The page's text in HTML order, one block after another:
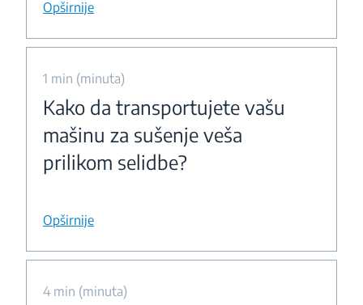
Opširnije
1 min (minuta)
Kako da transportujete vašu
mašinu za sušenje veša
prilikom selidbe?
Opširnije
4 min (minuta)